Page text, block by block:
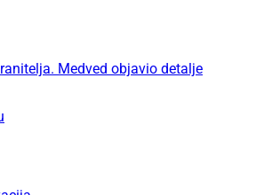
Medved objavio detalje